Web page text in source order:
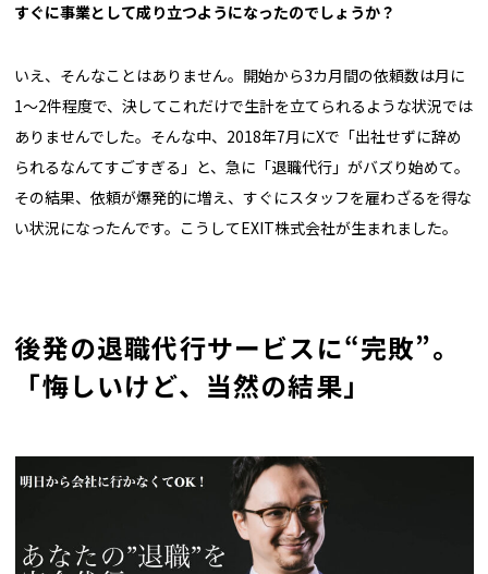
――すぐに事業として成り立つようになったのでしょうか？
いえ、そんなことはありません。開始から3カ月間の依頼数は月に
1〜2件程度で、決してこれだけで生計を立てられるような状況では
ありませんでした。そんな中、2018年7月にXで「出社せずに辞め
られるなんてすごすぎる」と、急に「退職代行」がバズり始めて。
その結果、依頼が爆発的に増え、すぐにスタッフを雇わざるを得な
い状況になったんです。こうしてEXIT株式会社が生まれました。
後発の退職代行サービスに“完敗”。
「悔しいけど、当然の結果」